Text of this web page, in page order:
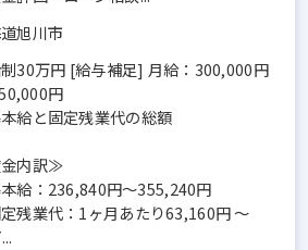
旭川市
30万円 [給与補足] 月給：300,000円
円
給と固定残業代の総額
内訳≫
本給：236,840円～355,240円
定残業代：1ヶ月あたり63,160円 ～